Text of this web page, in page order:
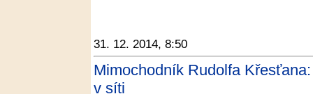
31. 12. 2014, 8:50
Mimochodník Rudolfa
v síti